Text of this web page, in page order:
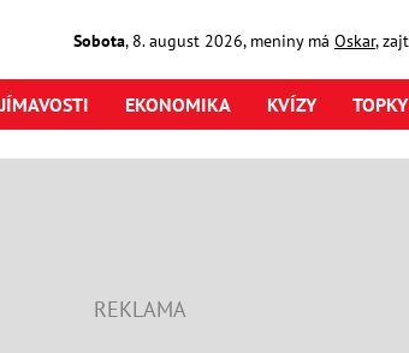
Sobota, 8. august2026, meniny má Oskar,
EKONOMIKA KVÍZY